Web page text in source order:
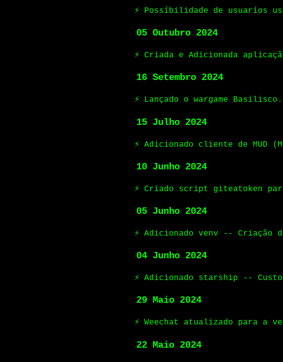
⚡ Possíbilidade de usuaríos
05 Outubro 2024
⚡ Criada e Adicionada
16 Setembro 2024
⚡ Lançado o wargame Basilisco.
15 Julho 2024
⚡ Adicionado cliente de MUD
10 Junho 2024
⚡ Criado script giteatoken
05 Junho 2024
⚡ Adicionado venv -- Criação
04 Junho 2024
⚡ Adicionado starship --
29 Maio 2024
⚡ Weechat atualizado para a
22 Maio 2024